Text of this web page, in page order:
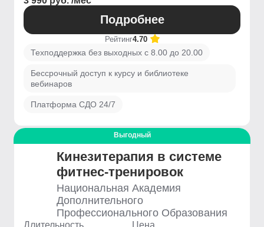
Подробнее
Рейтинг4.70
Техподдержка без выходных с 8.00 до 20.00
Бессрочный доступ к курсу и библиотеке
вебинаров
Платформа СДО 24/7
Выгодный
Кинезитерапия в системе
фитнес-тренировок
Национальная Академия
Дополнительного
Профессионального Образования
Длительность Цена